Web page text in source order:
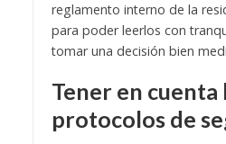
reglamento interno de la
para poder leerlos con
tomar una decisión bien
Tener en cuenta
protocolos de